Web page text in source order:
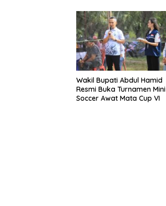
Wakil Bupati Abdul Hamid
Resmi Buka Turnamen Mini
Soccer Awat Mata Cup VI